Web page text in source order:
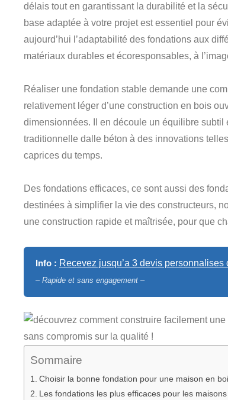
délais tout en garantissant la durabilité et la
base adaptée à votre projet est essentiel pour
aujourd’hui l’adaptabilité des fondations aux
matériaux durables et écoresponsables, à
Réaliser une fondation stable demande une
relativement léger d’une construction en bois
dimensionnées. Il en découle un équilibre subtil
traditionnelle dalle béton à des innovations
caprices du temps.
Des fondations efficaces, ce sont aussi des
destinées à simplifier la vie des constructeurs,
une construction rapide et maîtrisée, pour que
Info : Recevez jusqu’a 3 devis
– Rapide et sans engagement –
Sommaire
Choisir la bonne fondation pour une maison en
Les fondations les plus efficaces pour les